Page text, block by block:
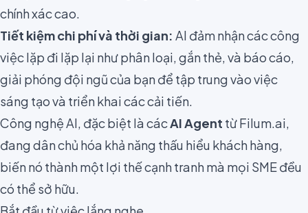
chính xác cao.
Tiết kiệm chi phí và thời gian: AI đảm nhận các công
việc lặp đi lặp lại như phân loại, gắn thẻ, và báo cáo,
giải phóng đội ngũ của bạn để tập trung vào việc
sáng tạo và triển khai các cải tiến.
Công nghệ AI, đặc biệt là cácAI Agent từ Filum.ai,
đang dân chủ hóa khả năng thấu hiểu khách hàng,
biến nó thành một lợi thế cạnh tranh mà mọi SME đều
có thể sở hữu.